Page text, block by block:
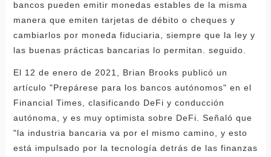
bancos pueden emitir monedas estables de la misma
manera que emiten tarjetas de débito o cheques y
cambiarlos por moneda fiduciaria, siempre que la ley y
las buenas prácticas bancarias lo permitan. seguido.
El 12 de enero de 2021, Brian Brooks publicó un
artículo "Prepárese para los bancos autónomos" en el
Financial Times, clasificando DeFi y conducción
autónoma, y ​​es muy optimista sobre DeFi. Señaló que
"la industria bancaria va por el mismo camino, y esto
está impulsado por la tecnología detrás de las finanzas